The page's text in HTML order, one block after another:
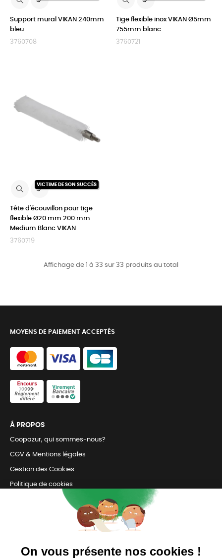
Support mural VIKAN 240mm
bleu
3760708
Tige flexible inox VIKAN Ø5mm
755mm blanc
3760721
VICTIME DE SON SUCCÈS

Tête d'écouvillon pour tige
flexible Ø20 mm 200 mm
Medium Blanc VIKAN
3760719
Affichage de 1 à 33 sur 33 produits au total
MOYENS DE PAIEMENT ACCEPTÉS
Á PROPOS
Coopazur, qui sommes-nous?
CGV & Mentions légales
Gestion des Cookies
Politique de cookies
Retrait en magasin et livraison
TOUJOURS Á VOS CÔTÉS